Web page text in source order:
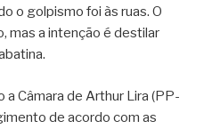
o golpismo foi às ruas. O
mas a intenção é destilar
a Câmara de Arthur Lira (PP-
de acordo com as